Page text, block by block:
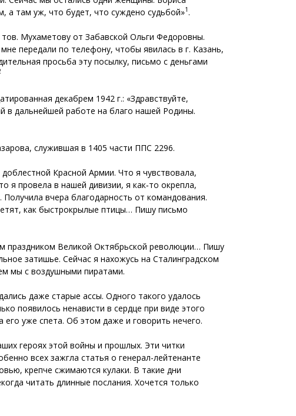
а там уж, что будет, что суждено судьбой»1 .
Мухаметову от Забавской Ольги Федоровны.
передали по телефону, чтобы явилась в г. Казань,
просьба эту посылку, письмо с деньгами
декабрем 1942 г.: «Здравствуйте,
дальнейшей работе на благо нашей Родины.
служившая в 1405 части ППС 2296.
Красной Армии. Что я чувствовала,
я провела в нашей дивизии, я как‑то окрепла,
вчера благодарность от командования.
как быстрокрылые птицы… Пишу письмо
праздником Великой Октябрьской революции… Пишу
затишье. Сейчас я нахожусь на Сталинградском
мы с воздушными пиратами.
даже старые ассы. Одного такого удалось
появилось ненависти в сердце при виде этого
уже спета. Об этом даже и говорить нечего.
героях этой войны и прошлых. Эти читки
всех зажгла статья о генерал-лейтенанте
крепче сжимаются кулаки. В такие дни
читать длинные послания. Хочется только